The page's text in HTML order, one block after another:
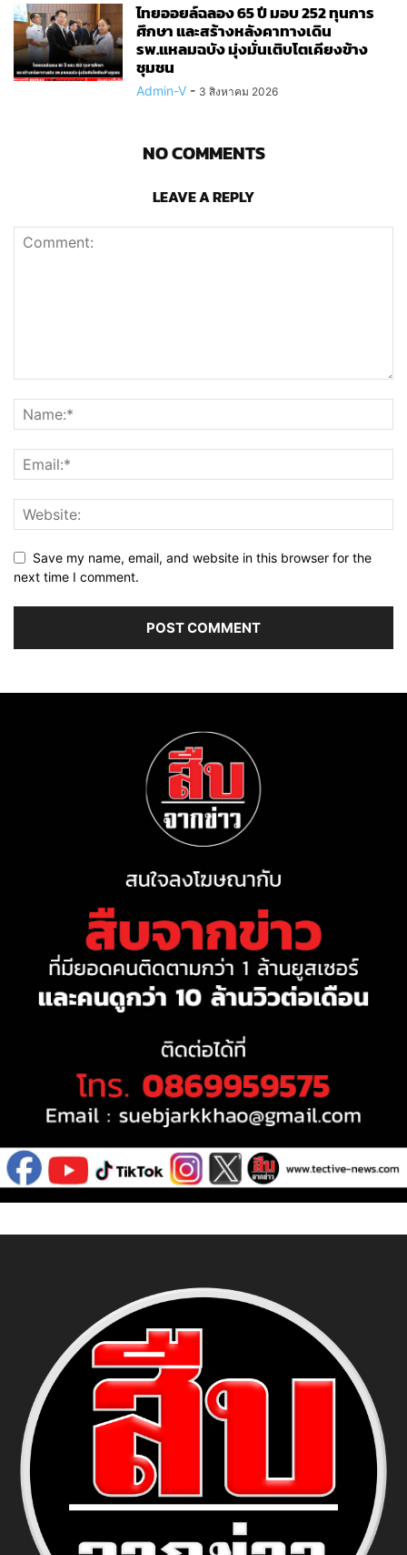
ไทยออยล์ฉลอง 65 ปี มอบ 252 ทุนการ
ศึกษา และสร้างหลังคาทางเดิน
รพ.แหลมฉบัง มุ่งมั่นเติบโตเคียงข้าง
ชุมชน
Admin-V - 3 สิงหาคม 2026
NO COMMENTS
LEAVE A REPLY
Save my name, email, and website in this browser for the
next time I comment.